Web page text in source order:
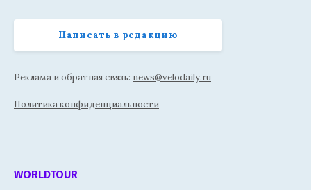
Написать в редакцию
Реклама и обратная связь: news@velodaily.ru
Политика конфиденциальности
WORLDTOUR